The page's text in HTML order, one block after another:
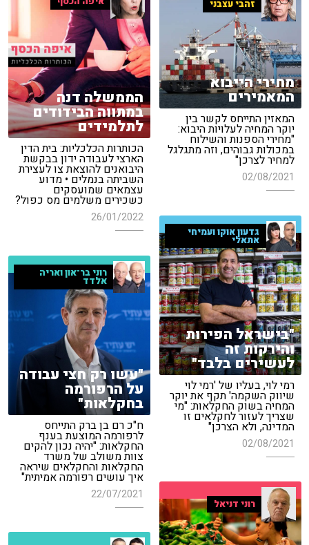
הממשלה דנה
במתווה הבידודים
לתלמידים
הכותרות הכלכליות: בית הדין
הארצי לעבודה ידון בבקשת
היבואנים להוצאת צו לעצירת
השביתה בנמלים • מדוע
עצמאים שמועסקים
כשכירים משלמים מס כפול?
26/01/2022
זהבי עצבני
מחירי הייבוא
המאמירים
המאזין התייחס לקשר בין
יוקר המחיה לעלויות היבוא:
"מחירי הספנות והשילוח
במכולות גבוהים, וזה מתגלגל
למחיר לצרכן"
02/08/2021
גדעון אוקו ועמיחי
אתאלי
"בישראל הפירות
והירקות זה
לעשירים בלבד"
רמי לוי, בעליו של 'רמי לוי
שיווק השקמה' תקף את יוקר
המחיה בשוק החקלאות: "מי
שצריך לעזור לחקלאים זו
המדינה, ולא הצרכן"
02/08/2021
רוני בר־און ואריה
אלדד
"עשו רק חצי עבודה
על הרפורמה
בחקלאות"
ח"כ רם בן ברק התייחס
לרפורמה המוצעת בענף
החקלאות: "יהיה נכון להקים
צוות משולב של משרד
החקלאות והחקלאים שיראה
איך עושים רפורמה אמיתית"
22/07/2021
רוני דניאל